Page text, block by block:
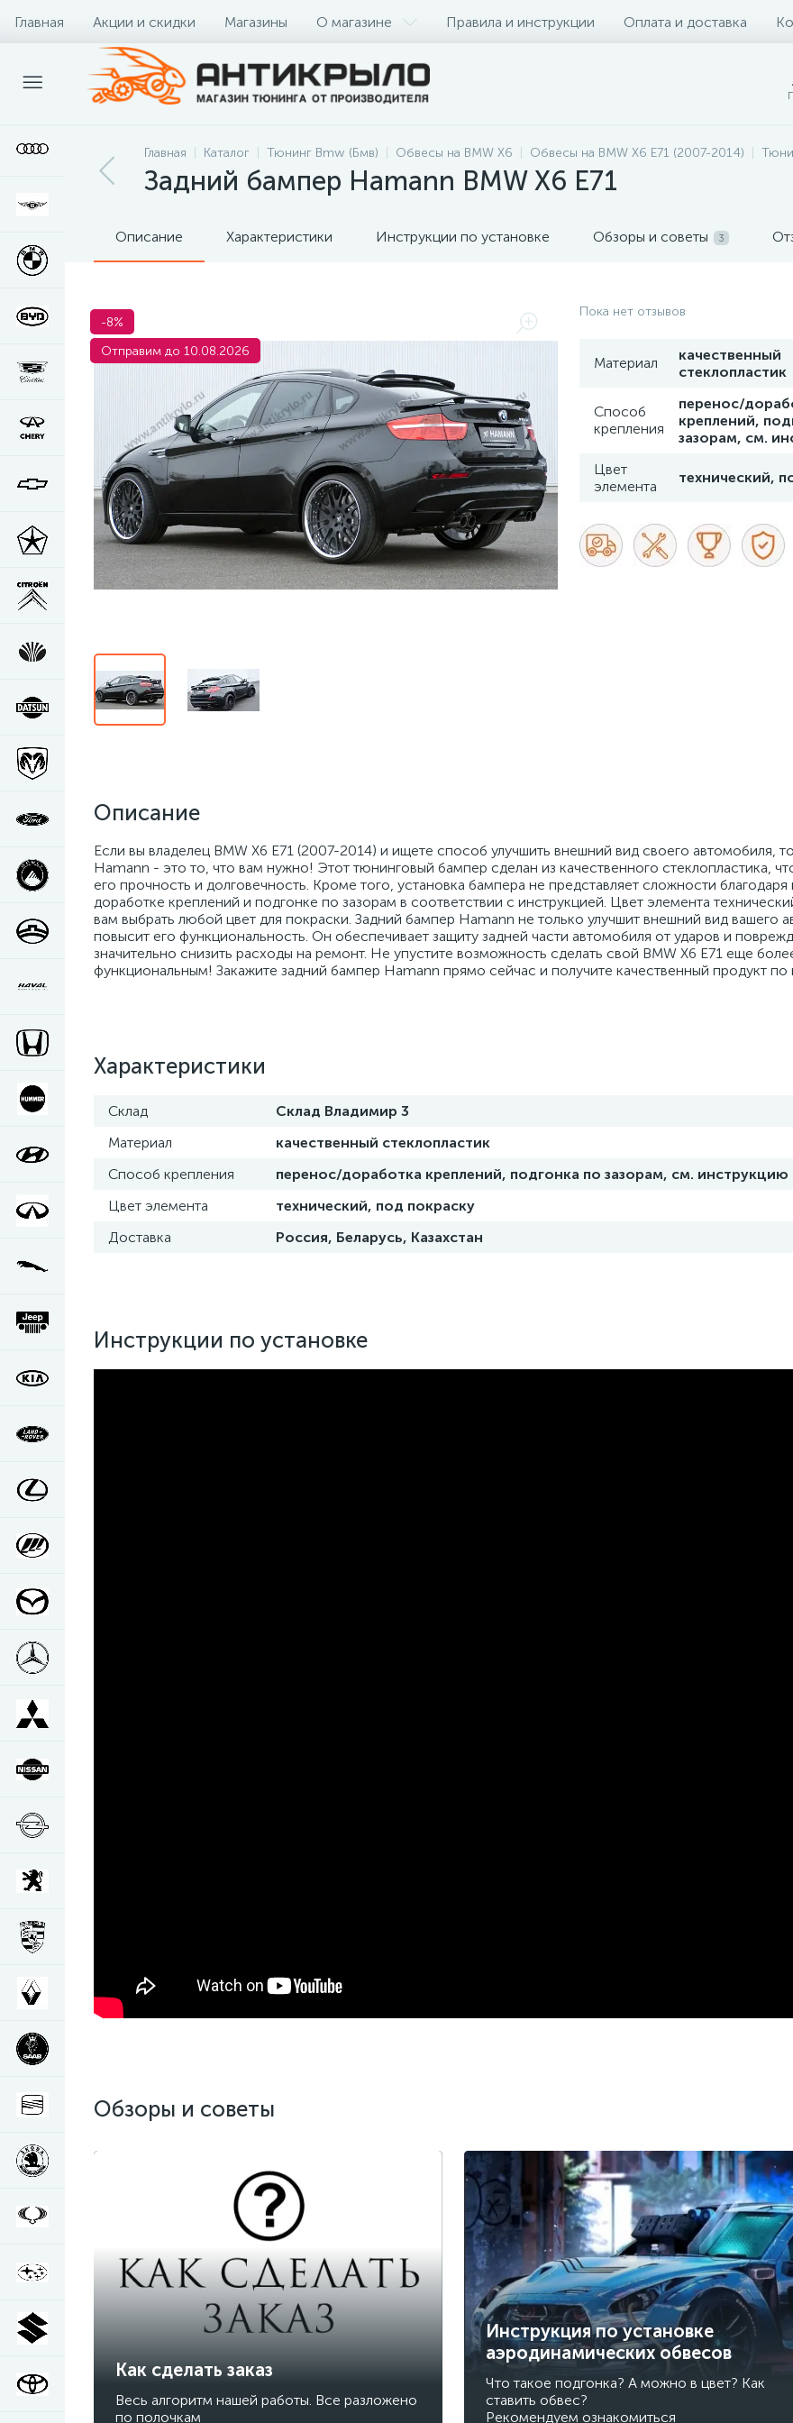
Главная Акции и скидки Магазины О магазине Правила и инструкции Оплата и доставка
Главная Каталог Тюнинг Bmw (Бмв) Обвесы на BMW X6 Обвесы на BMW X6 E71 (2007-2014)
Задний бампер Hamann BMW X6 E71
Описание Характеристики Инструкции по установке Обзоры и советы 3
-8%
Отправим до 10.08.2026
Пока нет отзывов
Материал
качественный
стеклопластик
Способ
крепления
перенос/
креплений,
зазорам, см.
Цвет
элемента
технический,
Описание
Если вы владелец BMW X6 E71 (2007-2014) и ищете способ улучшить внешний вид своего автомобиля,
Hamann - это то, что вам нужно! Этот тюнинговый бампер сделан из качественного стеклопластика,
его прочность и долговечность. Кроме того, установка бампера не представляет сложности
доработке креплений и подгонке по зазорам в соответствии с инструкцией. Цвет элемента
вам выбрать любой цвет для покраски. Задний бампер Hamann не только улучшит внешний вид вашего
повысит его функциональность. Он обеспечивает защиту задней части автомобиля от ударов и
значительно снизить расходы на ремонт. Не упустите возможность сделать свой BMW X6 E71 еще
функциональным! Закажите задний бампер Hamann прямо сейчас и получите качественный продукт по
Характеристики
Склад
Склад Владимир 3
Материал
качественный стеклопластик
Способ крепления
перенос/доработка креплений, подгонка по зазорам, см. инструкцию
Цвет элемента
технический, под покраску
Доставка
Россия, Беларусь, Казахстан
Инструкции по установке
Обзоры и советы
Как сделать заказ
Весь алгоритм нашей работы. Все разложено
по полочкам
Инструкция по установке
аэродинамических обвесов
Что такое подгонка? А можно в цвет? Как
ставить обвес?
Рекомендуем ознакомиться